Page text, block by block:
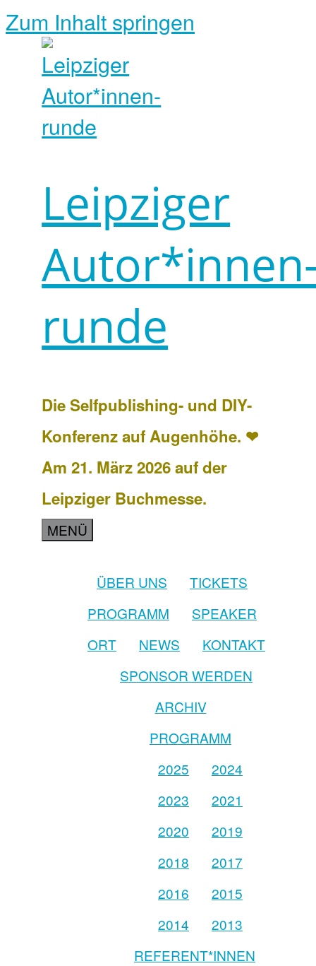
Zum Inhalt springen
Leipziger
runde
Die Selfpublishing- und DIY-
Konferenz auf Augenhöhe. ❤
Am 21. März 2026 auf der
Leipziger Buchmesse.
MENÜ
ÜBER UNS
TICKETS
PROGRAMM
SPEAKER
ORT
NEWS
KONTAKT
SPONSOR WERDEN
ARCHIV
PROGRAMM
2025
2024
2023
2021
2020
2019
2018
2017
2016
2015
2014
2013
REFERENT*INNEN